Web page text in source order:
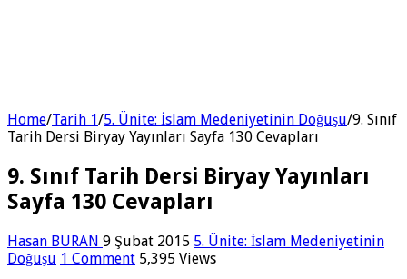
Home/Tarih 1/5. Ünite: İslam Medeniyetinin Doğuşu/9. Sınıf
Tarih Dersi Biryay Yayınları Sayfa 130 Cevapları
9. Sınıf Tarih Dersi Biryay Yayınları
Sayfa 130 Cevapları
Hasan BURAN 9 Şubat 2015 5. Ünite: İslam Medeniyetinin
Doğuşu 1 Comment 5,395 Views